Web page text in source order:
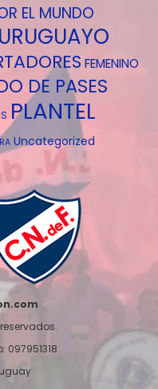
EL MUNDO
FEMENINO
DE PASES
PLANTEL
Uncategorized